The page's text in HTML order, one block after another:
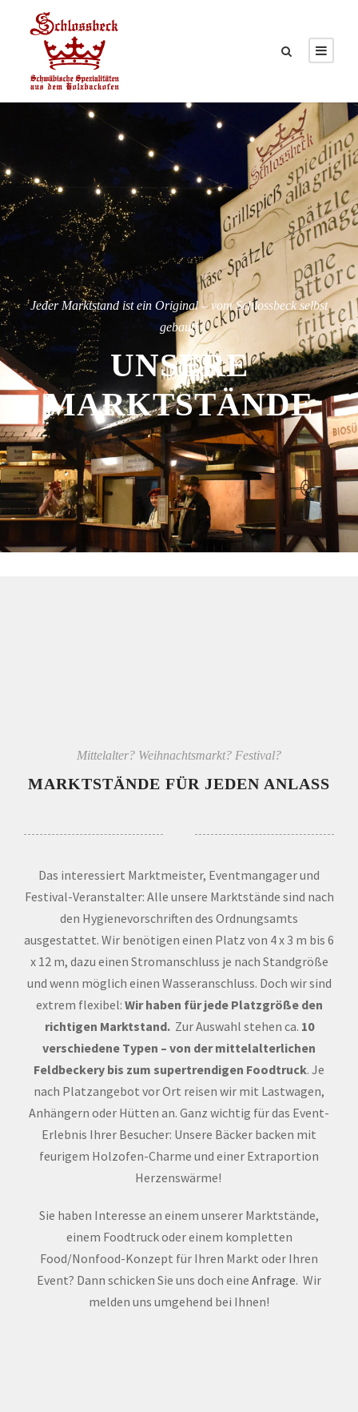
Jeder Marktstand ist ein Original – vom Schlossbeck selbst
gebaut!
UNSERE
MARKTSTÄNDE
Mittelalter? Weihnachtsmarkt? Festival?
MARKTSTÄNDE FÜR JEDEN ANLASS
Das interessiert Marktmeister, Eventmangager und
Festival-Veranstalter: Alle unsere Marktstände sind nach
den Hygienevorschriften des Ordnungsamts
ausgestattet. Wir benötigen einen Platz von 4 x 3 m bis 6
x 12 m, dazu einen Stromanschluss je nach Standgröße
und wenn möglich einen Wasseranschluss. Doch wir sind
extrem flexibel: Wir haben für jede Platzgröße den
richtigen Marktstand.Zur Auswahl stehen ca. 10
verschiedene Typen – von der mittelalterlichen
Feldbeckery bis zum supertrendigen Foodtruck. Je
nach Platzangebot vor Ort reisen wir mit Lastwagen,
Anhängern oder Hütten an. Ganz wichtig für das Event-
Erlebnis Ihrer Besucher: Unsere Bäcker backen mit
feurigem Holzofen-Charme und einer Extraportion
Herzenswärme!
Sie haben Interesse an einem unserer Marktstände,
einem Foodtruck oder einem kompletten
Food/Nonfood-Konzept für Ihren Markt oder Ihren
Event? Dann schicken Sie uns doch eine Anfrage. Wir
melden uns umgehend bei Ihnen!